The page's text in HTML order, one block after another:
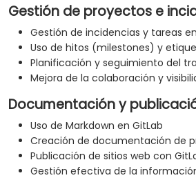
Gestión de proyectos e
Gestión de incidencias y tareas
Uso de hitos (milestones) y
Planificación y seguimiento del
Mejora de la colaboración y
Documentación y
Uso de Markdown en GitLab
Creación de documentación de
Publicación de sitios web con
Gestión efectiva de la